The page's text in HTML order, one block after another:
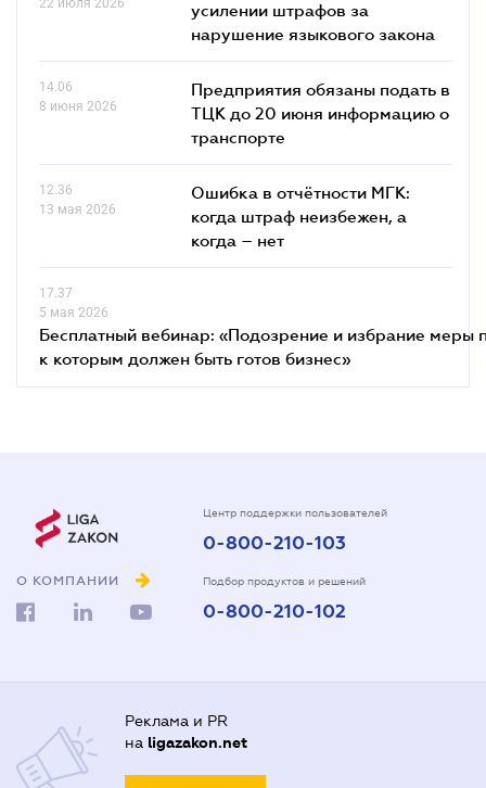
усилении штрафов за
нарушение языкового закона
14.06
8 июня 2026
Предприятия обязаны подать в
ТЦК до 20 июня информацию о
транспорте
12.36
13 мая 2026
Ошибка в отчётности МГК:
когда штраф неизбежен, а
когда – нет
17.37
5 мая 2026
Бесплатный вебинар: «Подозрение и избрание меры
к которым должен быть готов бизнес»
О КОМПАНИИ
Центр поддержки пользователей
0-800-210-103
Подбор продуктов и решений
0-800-210-102
Реклама и PR
на ligazakon.net